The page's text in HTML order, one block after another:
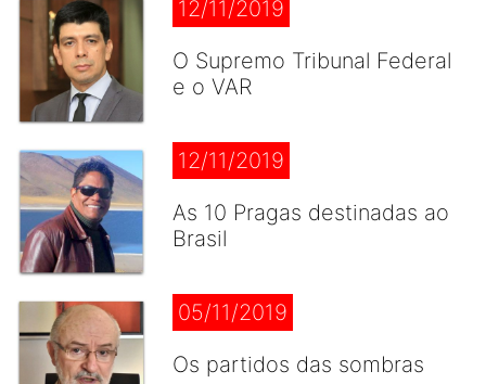
12/11/2019
O Supremo Tribunal Federal
e o VAR
12/11/2019
As 10 Pragas destinadas ao
Brasil
05/11/2019
Os partidos das sombras